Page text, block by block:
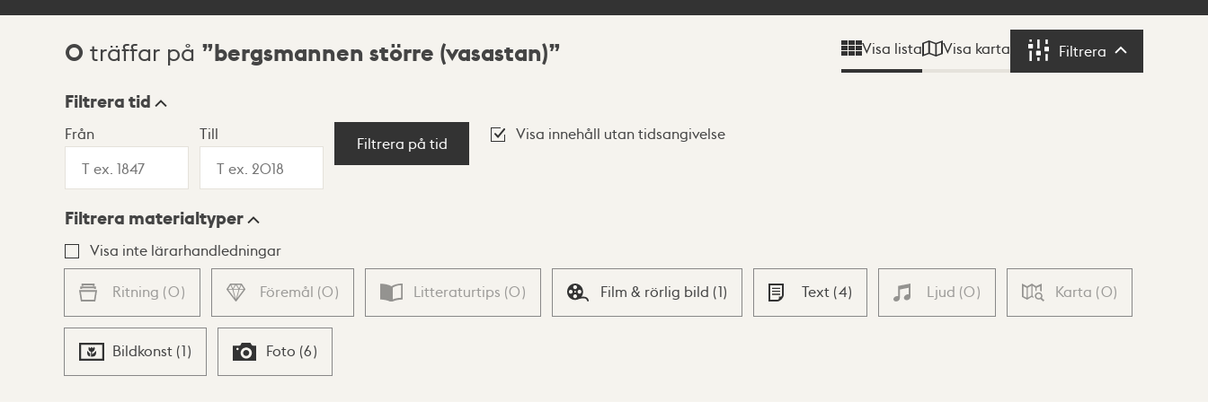
Sökresultat
0 träffar på bergsmannen större (vasastan) Visa lista Visa karta Filtrera Filtrera
Visningsläge
Lista Karta
Filtrera tid
Från Till
Filtrera på tid
Visa innehåll utan tidsangivelse
Filtrera materialtyper
Visa inte lärarhandledningar
Ritning (0) Föremål (0) Litteraturtips (0) Film & rörlig bild (1) Text (4) Ljud (0) Karta (0)
Bildkonst (1) Foto (6)